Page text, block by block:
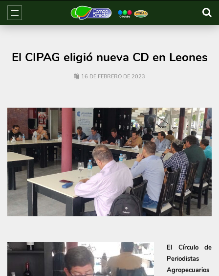
El CIPAG eligió nueva CD en Leones
16 DE FEBRERO DE 2023
El Círculo de
Periodistas
Agropecuarios